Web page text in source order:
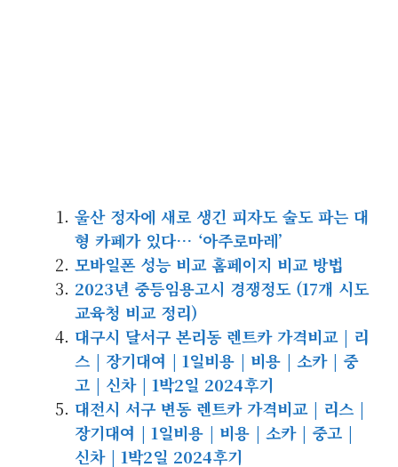
울산 정자에 새로 생긴 피자도 술도 파는 대
형 카페가 있다… ‘아주로마레’
모바일폰 성능 비교 홈페이지 비교 방법
2023년 중등임용고시 경쟁정도 (17개 시도
교육청 비교 정리)
대구시 달서구 본리동 렌트카 가격비교 | 리
스 | 장기대여 | 1일비용 | 비용 | 소카 | 중
고 | 신차 | 1박2일 2024후기
대전시 서구 변동 렌트카 가격비교 | 리스 |
장기대여 | 1일비용 | 비용 | 소카 | 중고 |
신차 | 1박2일 2024후기